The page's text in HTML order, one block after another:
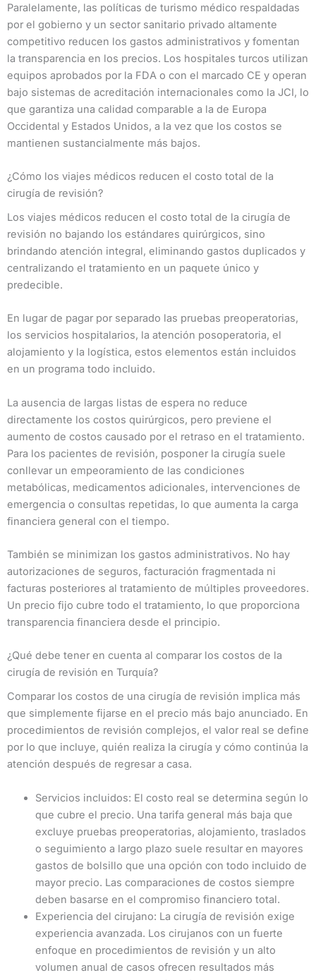
Paralelamente, las políticas de turismo médico respaldadas
por el gobierno y un sector sanitario privado altamente
competitivo reducen los gastos administrativos y fomentan
la transparencia en los precios. Los hospitales turcos utilizan
equipos aprobados por la FDA o con el marcado CE y operan
bajo sistemas de acreditación internacionales como la JCI, lo
que garantiza una calidad comparable a la de Europa
Occidental y Estados Unidos, a la vez que los costos se
mantienen sustancialmente más bajos.
¿Cómo los viajes médicos reducen el costo total de la
cirugía de revisión?
Los viajes médicos reducen el costo total de la cirugía de
revisión no bajando los estándares quirúrgicos, sino
brindando atención integral, eliminando gastos duplicados y
centralizando el tratamiento en un paquete único y
predecible.
En lugar de pagar por separado las pruebas preoperatorias,
los servicios hospitalarios, la atención posoperatoria, el
alojamiento y la logística, estos elementos están incluidos
en un programa todo incluido.
La ausencia de largas listas de espera no reduce
directamente los costos quirúrgicos, pero previene el
aumento de costos causado por el retraso en el tratamiento.
Para los pacientes de revisión, posponer la cirugía suele
conllevar un empeoramiento de las condiciones
metabólicas, medicamentos adicionales, intervenciones de
emergencia o consultas repetidas, lo que aumenta la carga
financiera general con el tiempo.
También se minimizan los gastos administrativos. No hay
autorizaciones de seguros, facturación fragmentada ni
facturas posteriores al tratamiento de múltiples proveedores.
Un precio fijo cubre todo el tratamiento, lo que proporciona
transparencia financiera desde el principio.
¿Qué debe tener en cuenta al comparar los costos de la
cirugía de revisión en Turquía?
Comparar los costos de una cirugía de revisión implica más
que simplemente fijarse en el precio más bajo anunciado. En
procedimientos de revisión complejos, el valor real se define
por lo que incluye, quién realiza la cirugía y cómo continúa la
atención después de regresar a casa.
Servicios incluidos: El costo real se determina según lo
que cubre el precio. Una tarifa general más baja que
excluye pruebas preoperatorias, alojamiento, traslados
o seguimiento a largo plazo suele resultar en mayores
gastos de bolsillo que una opción con todo incluido de
mayor precio. Las comparaciones de costos siempre
deben basarse en el compromiso financiero total.
Experiencia del cirujano: La cirugía de revisión exige
experiencia avanzada. Los cirujanos con un fuerte
enfoque en procedimientos de revisión y un alto
volumen anual de casos ofrecen resultados más